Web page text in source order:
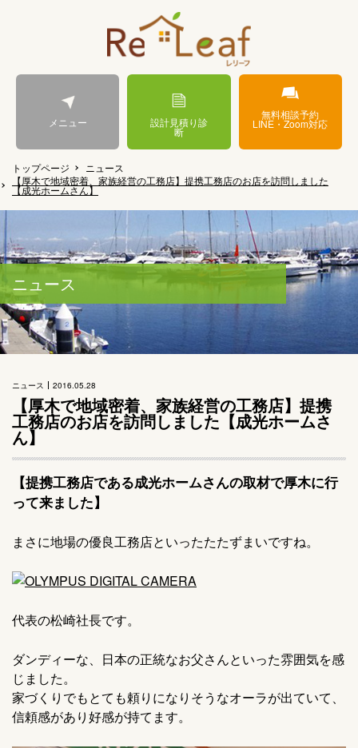
メニュー 設計見積り診
断
無料相談予約
LINE・Zoom対応
トップページ
ニュース
【厚木で地域密着、家族経営の工務店】提携工務店のお店を訪問しました
【成光ホームさん】
ニュース
ニュース 2016.05.28
【厚木で地域密着、家族経営の工務店】提携
工務店のお店を訪問しました【成光ホームさ
ん】
【提携工務店である成光ホームさんの取材で厚木に行
って来ました】
まさに地場の優良工務店といったたたずまいですね。
代表の松崎社長です。
ダンディーな、日本の正統なお父さんといった雰囲気を感
じました。
家づくりでもとても頼りになりそうなオーラが出ていて、
信頼感があり好感が持てます。